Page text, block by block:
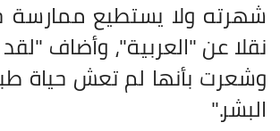
شهرته ولا يستطيع ممارسة
نقلا عن "العربية"، وأضاف
وشعرت بأنها لم تعش حياة
البشر".